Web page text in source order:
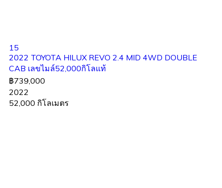
15
2022 TOYOTA HILUX REVO 2.4 MID 4WD DOUBLE
CAB เลขไมล์52,000กิโลแท้
฿739,000
2022
52,000 กิโลเมตร